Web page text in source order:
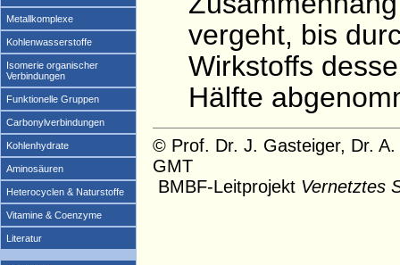
Metallkomplexe
Kohlenwasserstoffe
Isomerie organischer
Verbindungen
Funktionelle Gruppen
Carbonylverbindungen
Kohlenhydrate
Aminosäuren
Heterocyclen & Naturstoffe
Vitamine & Coenzyme
Literatur
vergeht, bis
Wirkstoffs
Hälfte
© Prof. Dr. J. Gasteiger, Dr.
GMT
BMBF-Leitprojekt Vernetztes